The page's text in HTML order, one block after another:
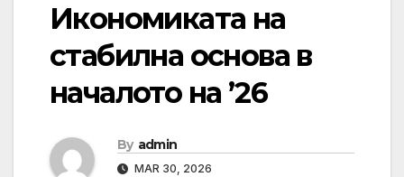
Икономиката на
стабилна основа в
началото на ’26
By admin
MAR 30, 2026